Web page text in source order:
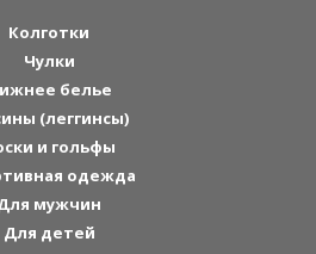
Колготки
Чулки
белье
(леггинсы)
и гольфы
одежда
мужчин
Для детей